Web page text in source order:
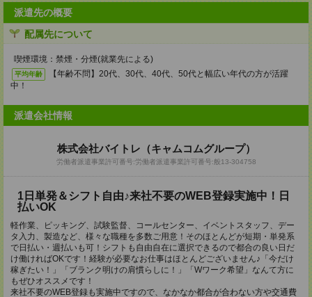
派遣先の概要
配属先について
喫煙環境：禁煙・分煙(就業先による)
平均年齢
【年齢不問】20代、30代、40代、50代と幅広い年代の方が活躍
中！
派遣会社情報
株式会社バイトレ（キャムコムグループ）
労働者派遣事業許可番号:労働者派遣事業許可番号:般13-304758
1日単発＆シフト自由♪来社不要のWEB登録実施中！日
払いOK
軽作業、ピッキング、試験監督、コールセンター、イベントスタッフ、デー
タ入力、製造など、様々な職種を多数ご用意！そのほとんどが短期・単発系
で日払い・週払いも可！シフトも自由自在に選択できるので都合の良い日だ
け働ければOKです！経験が必要なお仕事はほとんどございません♪「今だけ
稼ぎたい！」「ブランク明けの肩慣らしに！」「Wワーク希望」なんて方に
もぜひオススメです！
来社不要のWEB登録も実施中ですので、なかなか都合が合わない方や交通費